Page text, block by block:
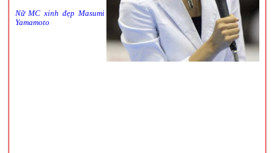
Nữ MC xinh đẹp Masumi
Yamamoto